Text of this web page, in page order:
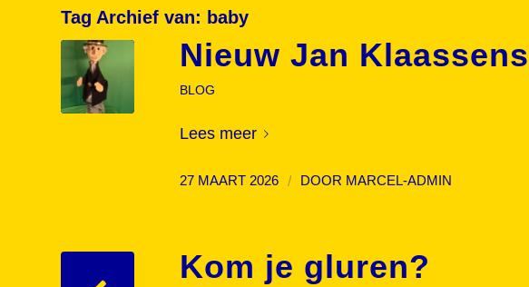
Tag Archief van: baby
Nieuw Jan
BLOG
Lees meer
27 MAART 2026 / DOOR MARCEL-ADMIN
Kom je gluren?